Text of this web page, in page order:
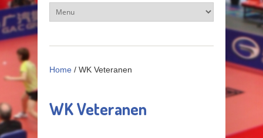
Home / WK Veteranen
WK Veteranen